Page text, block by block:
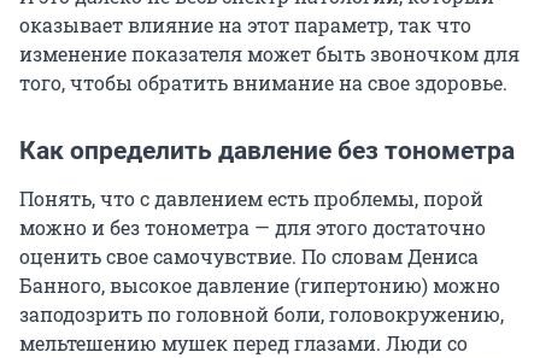
оказывает влияние на этот параметр, так что
изменение показателя может быть звоночком для
того, чтобы обратить внимание на свое здоровье.
Как определить давление без тонометра
Понять, что с давлением есть проблемы, порой
можно и без тонометра — для этого достаточно
оценить свое самочувствие. По словам Дениса
Банного, высокое давление (гипертонию) можно
заподозрить по головной боли, головокружению,
мельтешению мушек перед глазами. Люди со